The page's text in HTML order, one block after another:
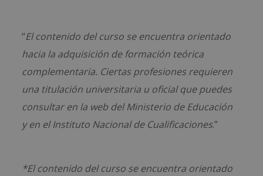
“El contenido del curso se encuentra orientado
hacia la adquisición de formación teórica
complementaria. Ciertas profesiones requieren
una titulación universitaria u oficial que puedes
consultar en la web del Ministerio de Educación
y en el Instituto Nacional de Cualificaciones.”
*El contenido del curso se encuentra orientado